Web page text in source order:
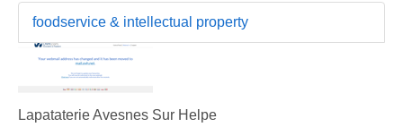
foodservice & intellectual property
Lapataterie Avesnes Sur Helpe